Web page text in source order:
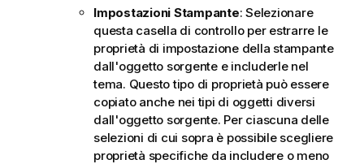
Impostazioni Stampante: Selezionare
questa casella di controllo per estrarre le
proprietà di impostazione della stampante
dall'oggetto sorgente e includerle nel
tema. Questo tipo di proprietà può essere
copiato anche nei tipi di oggetti diversi
dall'oggetto sorgente. Per ciascuna delle
selezioni di cui sopra è possibile scegliere
proprietà specifiche da includere o meno